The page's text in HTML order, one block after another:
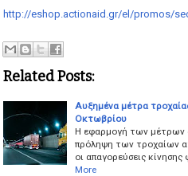
http://eshop.actionaid.gr/el/promos/
Related Posts:
Αυξημένα μέτρα
Οκτωβρίου
Η εφαρμογή των μέτρων
πρόληψη των τροχαίων
οι απαγορεύσεις
More